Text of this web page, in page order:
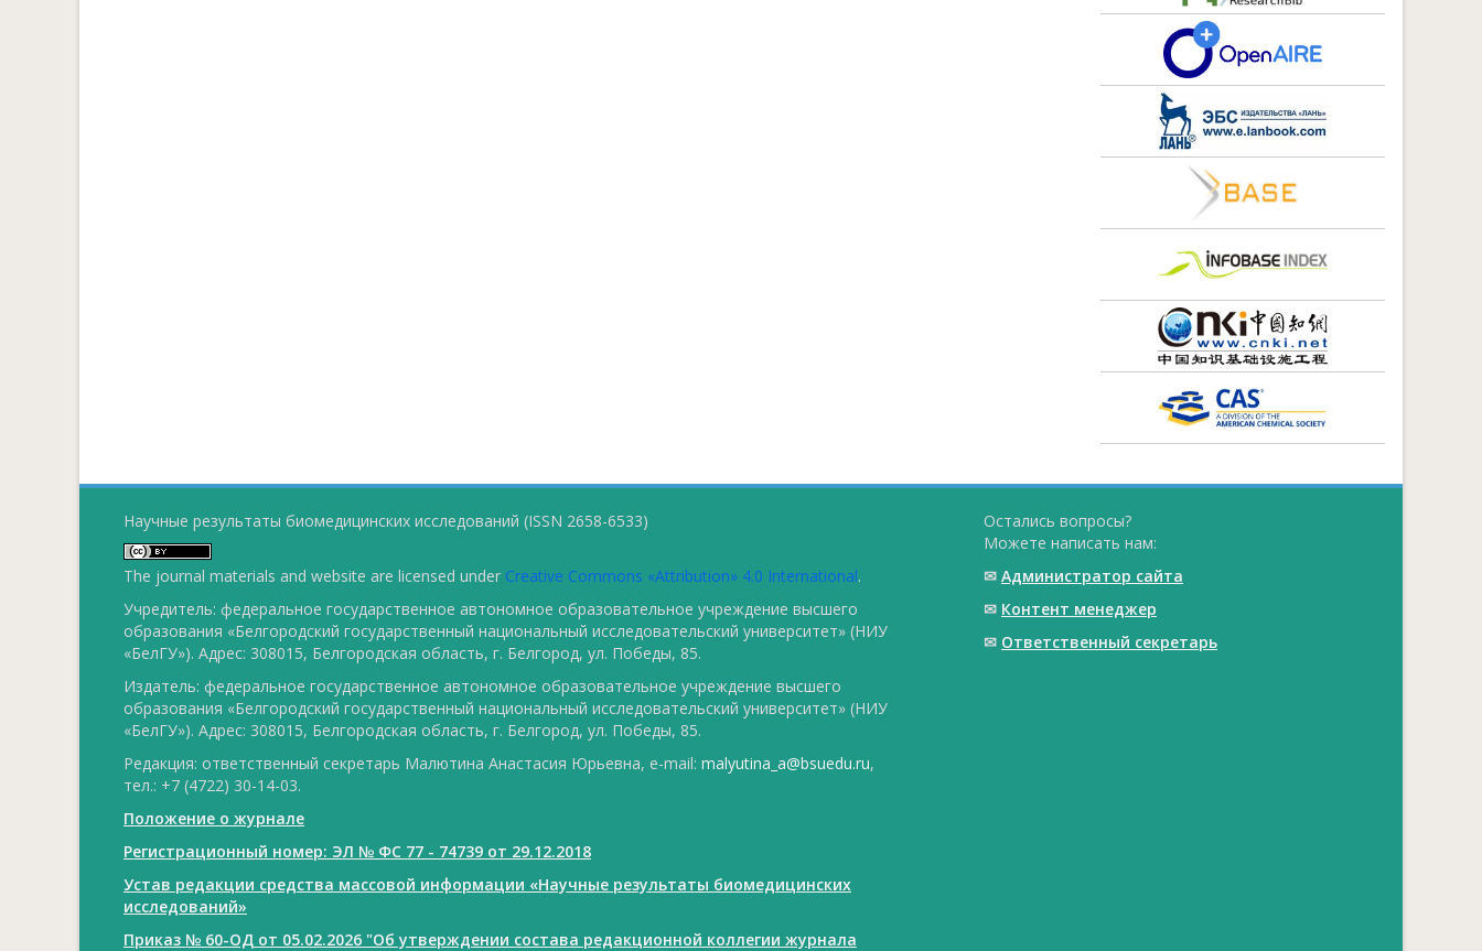
Научные результаты биомедицинских исследований (ISSN 2658-6533)
The journal materials and website are licensed under Creative Commons «Attribution» 4.0 International.
Учредитель: федеральное государственное автономное образовательное учреждение высшего
образования «Белгородский государственный национальный исследовательский университет» (НИУ
«БелГУ»). Адрес: 308015, Белгородская область, г. Белгород, ул. Победы, 85.
Издатель: федеральное государственное автономное образовательное учреждение высшего
образования «Белгородский государственный национальный исследовательский университет» (НИУ
«БелГУ»). Адрес: 308015, Белгородская область, г. Белгород, ул. Победы, 85.
Редакция: ответственный секретарь Малютина Анастасия Юрьевна, e-mail: malyutina_a@bsuedu.ru,
тел.: +7 (4722) 30-14-03.
Положение о журнале
Регистрационный номер: ЭЛ № ФС 77 - 74739 от 29.12.2018
Устав редакции средства массовой информации «Научные результаты биомедицинских
исследований»
Приказ № 60-ОД от 05.02.2026 "Об утверждении состава редакционной коллегии журнала
Остались вопросы?
Можете написать нам:
✉ Администратор сайта
✉ Контент менеджер
✉ Ответственный cекретарь